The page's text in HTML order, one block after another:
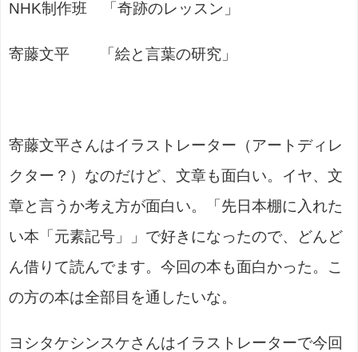
NHK制作班 「奇跡のレッスン」
寄藤文平 「絵と言葉の研究」
寄藤文平さんはイラストレーター（アートディレ
クター？）なのだけど、文章も面白い。イヤ、文
章と言うか考え方が面白い。「先日本棚に入れた
い本「元素記号」」で好きになったので、どんど
ん借りて読んでます。今回の本も面白かった。こ
の方の本は全部目を通したいな。
ヨシタケシンスケさんはイラストレーターで今回